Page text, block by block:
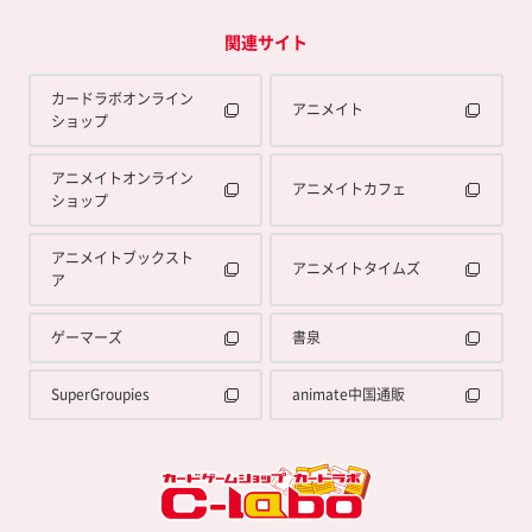
関連サイト
カードラボオンライン
ショップ
アニメイト
アニメイトオンライン
ショップ
アニメイトカフェ
アニメイトブックスト
ア
アニメイトタイムズ
ゲーマーズ 書泉
SuperGroupies animate中国通販